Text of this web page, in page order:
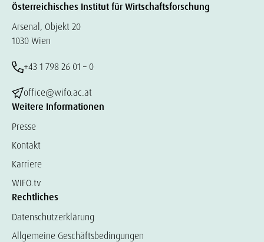
Österreichisches Institut für Wirtschaftsforschung
Arsenal, Objekt 20
1030 Wien
+43 1 798 26 01 – 0
office@wifo.ac.at
Weitere Informationen
Presse
Kontakt
Karriere
WIFO.tv
Rechtliches
Datenschutzerklärung
Allgemeine Geschäftsbedingungen